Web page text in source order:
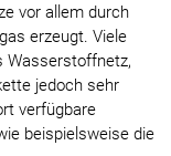
vor allem durch
erzeugt. Viele
Wasserstoffnetz,
jedoch sehr
verfügbare
beispielsweise die